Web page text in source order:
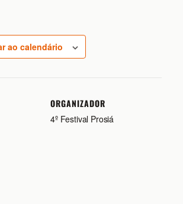
ao calendário
ORGANIZADOR
4º Festival Prosiá